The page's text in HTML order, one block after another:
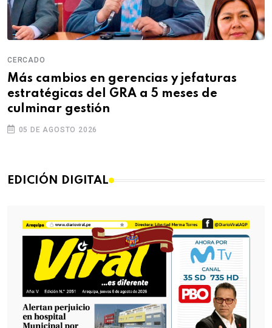
CERCADO
Más cambios en gerencias y jefaturas
estratégicas del GRA a 5 meses de
culminar gestión
05 DE AGOSTO 2026
EDICIÓN DIGITAL